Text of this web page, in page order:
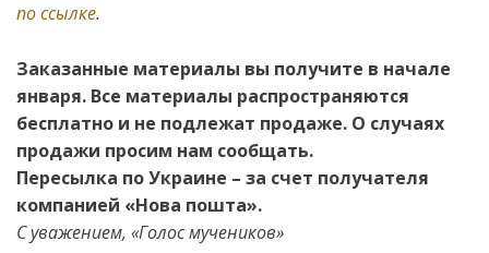
по ссылке.
Заказанные материалы вы получите в начале
января. Все материалы распространяются
бесплатно и не подлежат продаже. О случаях
продажи просим нам сообщать.
Пересылка по Украине – за счет получателя
компанией «Нова пошта».
С уважением, «Голос мучеников»